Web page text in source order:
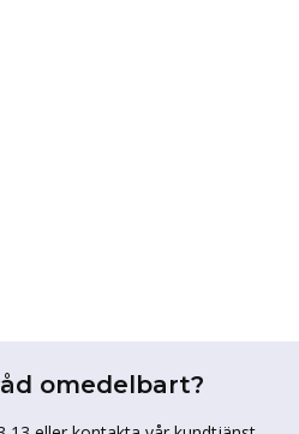
omedelbart?